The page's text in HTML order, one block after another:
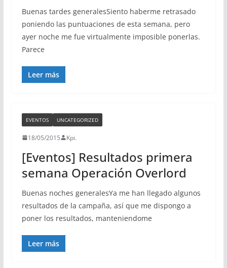
Buenas tardes generalesSiento haberme retrasado
poniendo las puntuaciones de esta semana, pero
ayer noche me fue virtualmente imposible ponerlas.
Parece
Leer más
EVENTOS UNCATEGORIZED
18/05/2015 Kpi.
[Eventos] Resultados primera
semana Operación Overlord
Buenas noches generalesYa me han llegado algunos
resultados de la campaña, así que me dispongo a
poner los resultados, manteniendome
Leer más